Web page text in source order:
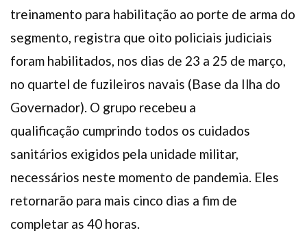
treinamento para habilitação ao porte de arma do
segmento, registra que oito policiais judiciais
foram habilitados, nos dias de 23 a 25 de março,
no quartel de fuzileiros navais (Base da Ilha do
Governador). O grupo recebeu a
qualificação cumprindo todos os cuidados
sanitários exigidos pela unidade militar,
necessários neste momento de pandemia. Eles
retornarão para mais cinco dias a fim de
completar as 40 horas.